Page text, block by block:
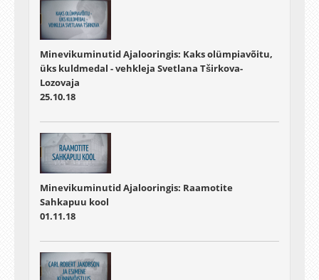
Minevikuminutid Ajalooringis: Kaks olümpiavõitu,
üks kuldmedal - vehkleja Svetlana Tširkova-
Lozovaja
25.10.18
Minevikuminutid Ajalooringis: Raamotite
Sahkapuu kool
01.11.18